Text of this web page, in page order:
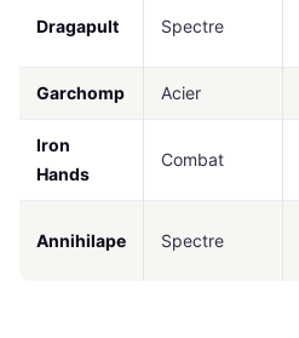
Dragapult Spectre
Garchomp Acier
Iron
Hands
Combat
Annihilape Spectre